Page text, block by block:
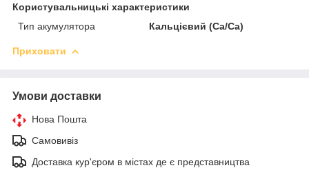
Користувальницькі характеристики
Тип акумулятора
Кальцієвий (Ca/Ca)
Приховати
Умови доставки
Нова Пошта
Самовивіз
Доставка кур'єром в містах де є представництва